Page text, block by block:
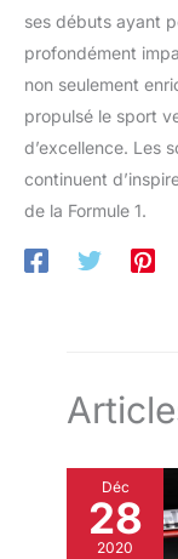
ses débuts ayant
profondément
non seulement
propulsé le sport
d’excellence. Les
continuent
de la Formule 1.
Déc
28
2020